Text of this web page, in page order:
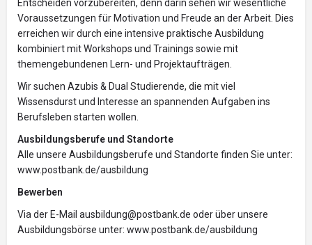
Entscheiden vorzubereiten, denn darin sehen wir wesentliche
Voraussetzungen für Motivation und Freude an der Arbeit. Dies
erreichen wir durch eine intensive praktische Ausbildung
kombiniert mit Workshops und Trainings sowie mit
themengebundenen Lern- und Projektaufträgen.
Wir suchen Azubis & Dual Studierende, die mit viel
Wissensdurst und Interesse an spannenden Aufgaben ins
Berufsleben starten wollen.
Ausbildungsberufe und Standorte
Alle unsere Ausbildungsberufe und Standorte finden Sie unter:
www.postbank.de/ausbildung
Bewerben
Via der E-Mail ausbildung@postbank.de oder über unsere
Ausbildungsbörse unter: www.postbank.de/ausbildung